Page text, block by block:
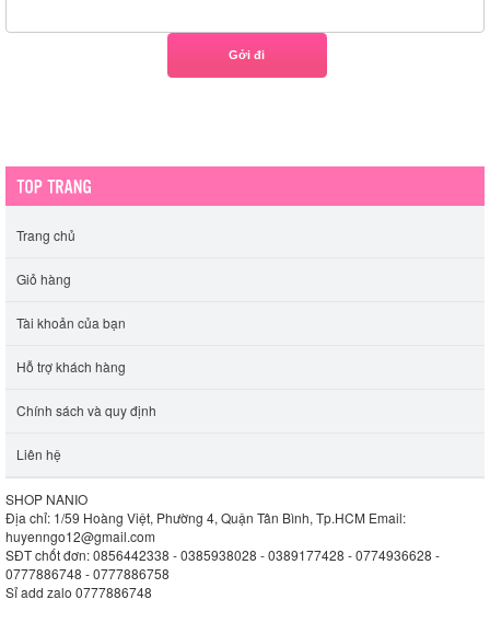
Trang chủ
Giỏ hàng
Tài khoản của bạn
Hỗ trợ khách hàng
Chính sách và quy định
Liên hệ
SHOP NANIO
Địa chỉ: 1/59 Hoàng Việt, Phường 4, Quận Tân Bình, Tp.HCM Email:
huyenngo12@gmail.com
SĐT chốt đơn: 0856442338 - 0385938028 - 0389177428 - 0774936628 -
0777886748 - 0777886758
Sỉ add zalo 0777886748